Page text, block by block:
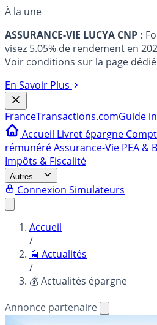
À la une
ASSURANCE-VIE LUCYA CNP :
visez 5.05% de rendement en
Voir conditions sur la page
En Savoir Plus
FranceTransactions.comGuide
Accueil Livret épargne
rémunéréAssurance-Vie PEA &
Impôts & Fiscalité
Autres...
Connexion Simulateurs
Accueil
/
📰 Actualités
/
💰 Actualités épargne
Annonce partenaire